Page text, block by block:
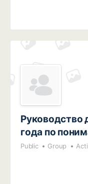
Руководство
года по
Public Group